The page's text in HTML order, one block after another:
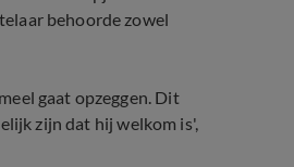
behoorde zowel
gaat opzeggen. Dit
zijn dat hij welkom is',